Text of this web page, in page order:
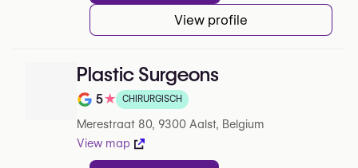
View profile
Plastic Surgeons
Note de 5 sur 5 sur Google
5★ CHIRURGISCH
Merestraat 80, 9300 Aalst, Belgium
View map